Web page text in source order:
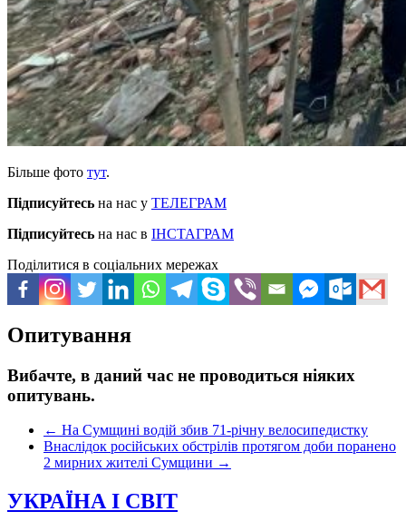
Більше фото тут.
Підписуйтесь на нас у ТЕЛЕГРАМ
Підписуйтесь на нас в ІНСТАГРАМ
Поділитися в соціальних мережах
Опитування
Вибачте, в даний час не проводиться ніяких
опитувань.
← На Сумщині водій збив 71-річну велосипедистку
Внаслідок російських обстрілів протягом доби поранено
2 мирних жителі Сумщини →
УКРАЇНА І СВІТ